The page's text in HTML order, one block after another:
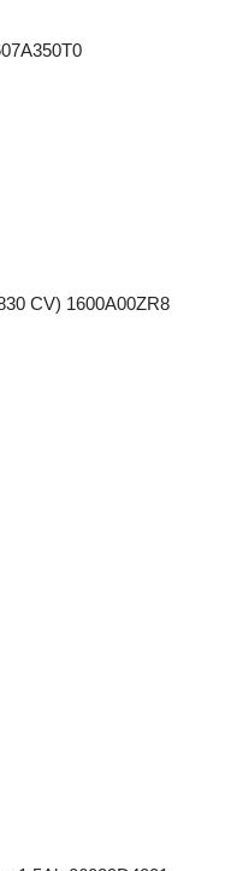
CV) 1600A00ZR8